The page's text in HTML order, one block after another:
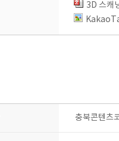
3D 스캐
충북콘텐츠